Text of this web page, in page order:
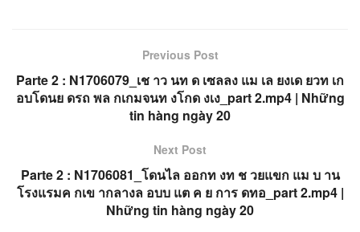
Previous Post
Parte 2 : N1706079_เช าว นท ด เซลลง แม เล ยงเด ยวท เก
อบโดนย ดรถ พล กเกมจนท งโกด งเง_part 2.mp4 | Những
tin hàng ngày 20
Next Post
Parte 2 : N1706081_โดนไล ออกท งท ช วยแขก แม บ าน
โรงแรมค กเข ากลางล อบบ แต ค ย การ ดทอ_part 2.mp4 |
Những tin hàng ngày 20